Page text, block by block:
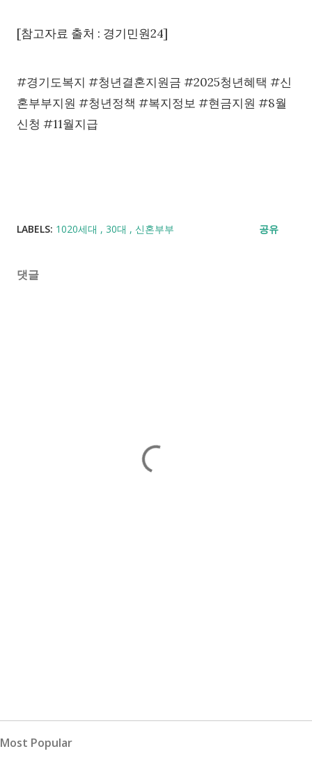
[참고자료 출처 : 경기민원24]
#경기도복지 #청년결혼지원금 #2025청년혜택 #신
혼부부지원 #청년정책 #복지정보 #현금지원 #8월
신청 #11월지급
LABELS: 1020세대 30대 신혼부부 공유
댓글
Most Popular